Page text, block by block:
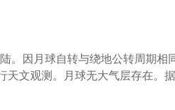
。因月球自转与绕地公转周期
文观测。月球无大气层存在。据